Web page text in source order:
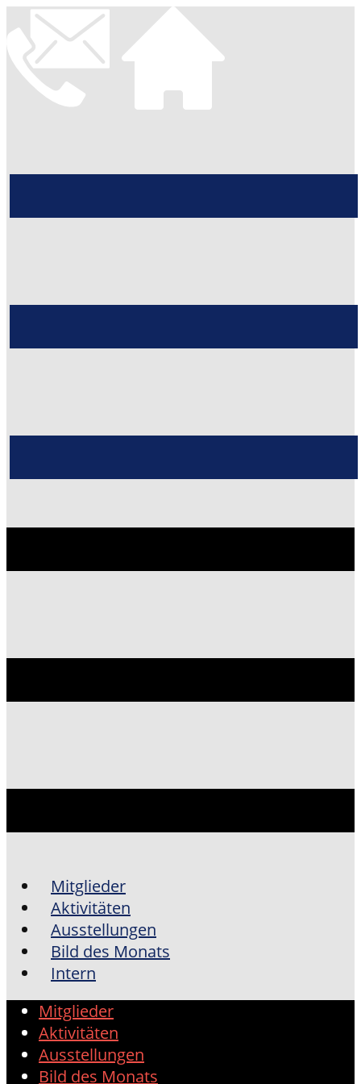
Mitglieder
Aktivitäten
Ausstellungen
Bild des Monats
Intern
Mitglieder
Aktivitäten
Ausstellungen
Bild des Monats